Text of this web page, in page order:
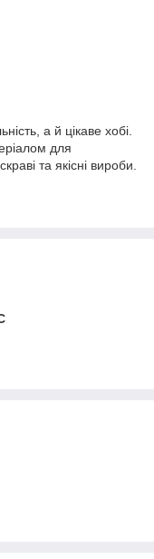
а й цікаве хобі.
для
та якісні вироби.